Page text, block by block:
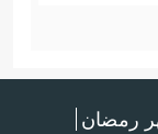
رمضان